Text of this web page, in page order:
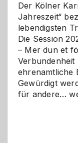
Der Kölner
Jahreszeit“
lebendigsten
Die Session
– Mer dun et
Verbundenheit
ehrenamtliche
Gewürdigt
für andere…